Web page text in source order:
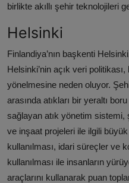
birlikte akıllı şehir teknolojileri
Helsinki
Finlandiya’nın başkenti
Helsinki’nin açık veri
yönelmesine neden oluyor.
arasında atıkları bir yeraltı
sağlayan atık yönetim
ve inşaat projeleri ile ilgili
kullanılması, idari süreçler ve
kullanılması ile insanların
araçlarını kullanarak puan